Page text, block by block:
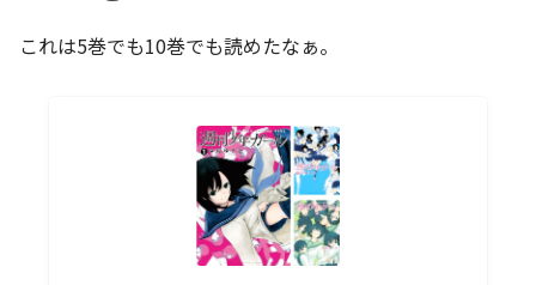
これは5巻でも10巻でも読めたなぁ。